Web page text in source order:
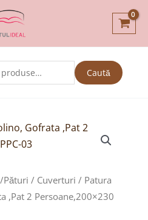
Caută
Pături / Cuverturi / Patura
,Pat 2 Persoane,200×230
Prețul
curent
89,00lei.